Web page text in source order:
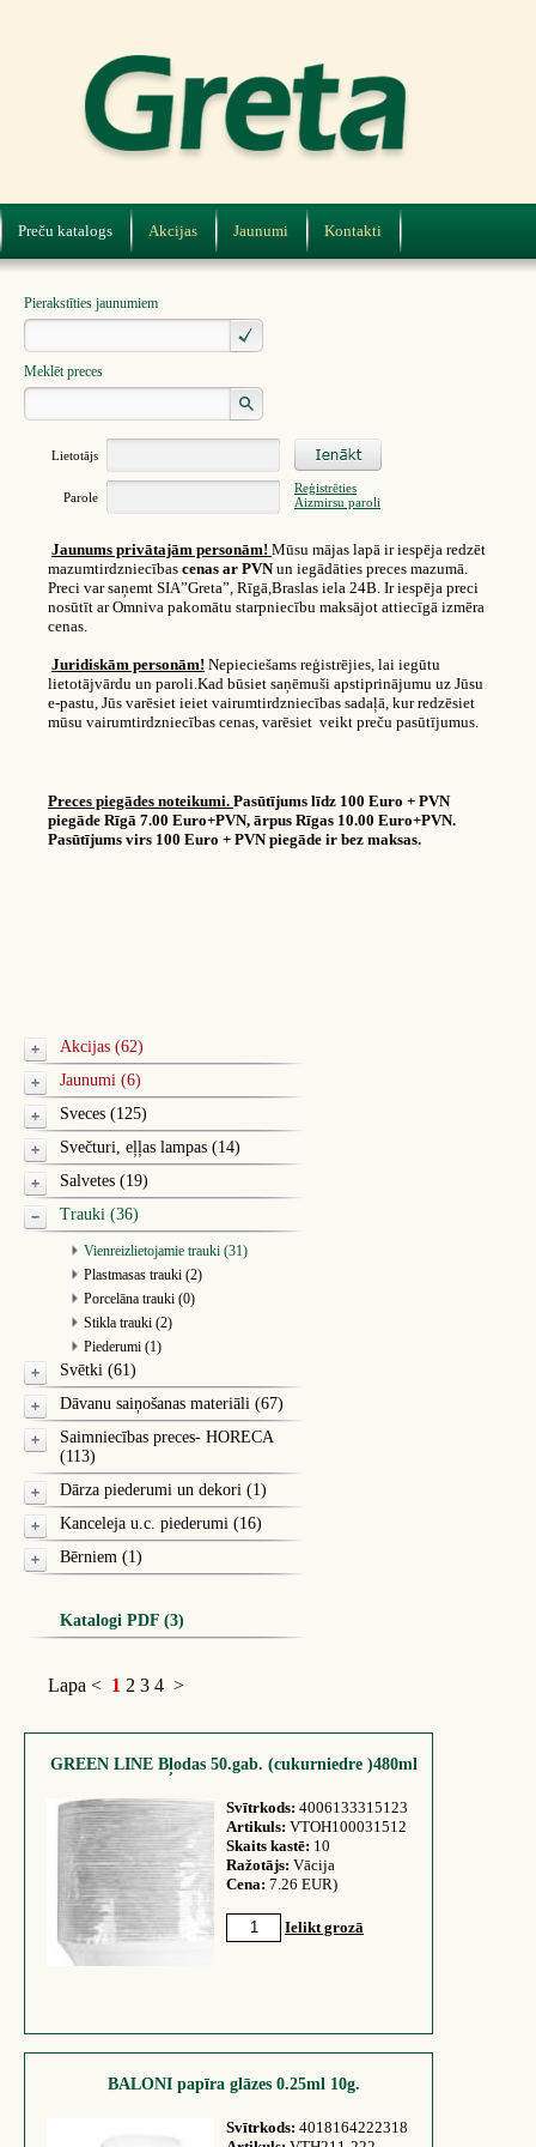
Preču katalogs Akcijas Jaunumi Kontakti
Pierakstīties jaunumiem
Meklēt preces
Lietotājs
Parole
Reģistrēties
Aizmirsu paroli
Jaunums privātajām personām! Mūsu mājas lapā ir iespēja redzēt
mazumtirdzniecības cenas ar PVNun iegādāties preces mazumā.
Preci var saņemt SIA”Greta”, Rīgā,Braslas iela 24B. Ir iespēja preci
nosūtīt ar Omniva pakomātu starpniecību maksājot attiecīgā izmēra
cenas.
Juridiskām personām! Nepieciešams reģistrējies, lai iegūtu
lietotājvārdu un paroli.Kad būsiet saņēmuši apstiprinājumu uz Jūsu
e-pastu, Jūs varēsiet ieiet vairumtirdzniecības sadaļā, kur redzēsiet
mūsu vairumtirdzniecības cenas, varēsiet veikt preču pasūtījumus.
Preces piegādes noteikumi. Pasūtījums līdz 100 Euro + PVN
piegāde Rīgā 7.00 Euro+PVN, ārpus Rīgas 10.00 Euro+PVN.
Pasūtījums virs 100 Euro + PVN piegāde ir bez maksas.
Akcijas (62)
Jaunumi (6)
Sveces (125)
Svečturi, eļļas lampas (14)
Salvetes (19)
Trauki (36)
Vienreizlietojamie trauki (31)
Plastmasas trauki (2)
Porcelāna trauki (0)
Stikla trauki (2)
Piederumi (1)
Svētki (61)
Dāvanu saiņošanas materiāli (67)
Saimniecības preces- HORECA
(113)
Dārza piederumi un dekori (1)
Kanceleja u.c. piederumi (16)
Bērniem (1)
Katalogi PDF (3)
Lapa < 1 2 3 4 >
GREEN LINE Bļodas 50.gab. (cukurniedre )480ml
Svītrkods: 4006133315123
Artikuls: VTOH100031512
Skaits kastē: 10
Ražotājs: Vācija
Cena: 7.26 EUR)
Ielikt grozā
BALONI papīra glāzes 0.25ml 10g.
Svītrkods: 4018164222318